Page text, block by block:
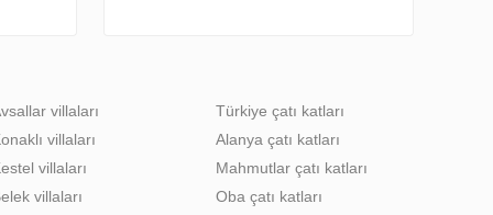
villaları
villaları
villaları
villaları
Türkiye çatı katları
Alanya çatı katları
Mahmutlar çatı katları
Oba çatı katları